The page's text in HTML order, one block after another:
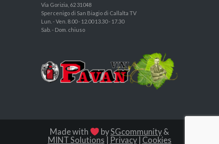
Via Gorizia, 62 31048
Spercenigo di San Biagio di Callalta TV
Lun. - Ven. 8.00 - 12.00 13.30 - 17.30
Sab. - Dom. chiuso
Made with bySGcommunity&
MINT Solutions
Privacy| Cookies